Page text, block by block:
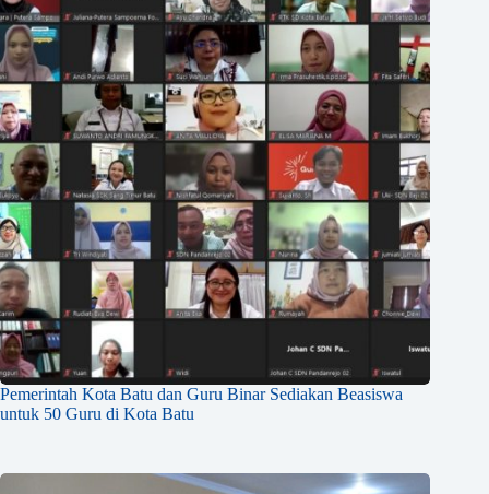
Pemerintah Kota Batu dan Guru Binar Sediakan Beasiswa
untuk 50 Guru di Kota Batu